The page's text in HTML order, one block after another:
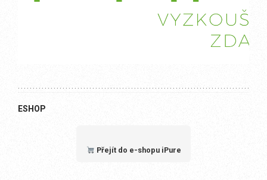
ESHOP
Přejít do e-shopu iPure